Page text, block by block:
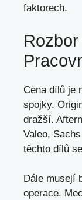
faktorech.
Cena dílů je
spojky.
dražší.
Valeo,
těchto dílů
Dále musejí
operace.